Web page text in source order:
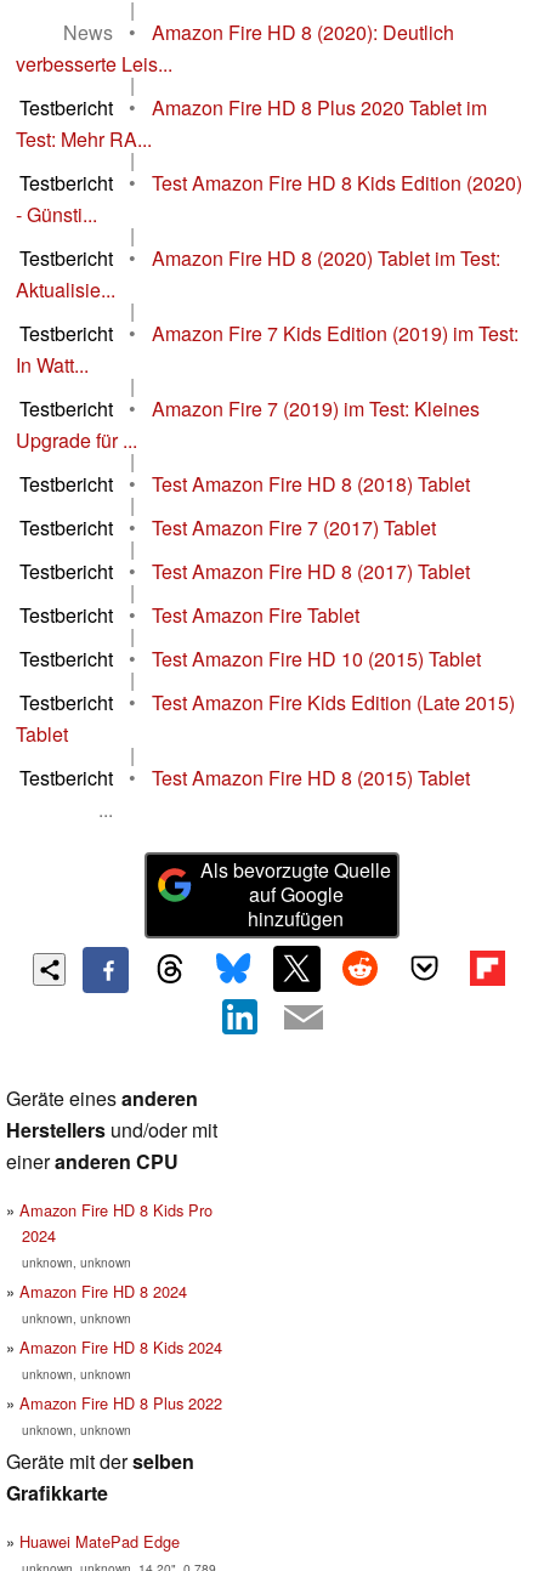
|
News
•
Amazon Fire HD 8 (2020): Deutlich
verbesserte Leis...
|
Testbericht
•
Amazon Fire HD 8 Plus 2020 Tablet im
Test: Mehr RA...
|
Testbericht
•
Test Amazon Fire HD 8 Kids Edition (2020)
- Günsti...
|
Testbericht
•
Amazon Fire HD 8 (2020) Tablet im Test:
Aktualisie...
|
Testbericht
•
Amazon Fire 7 Kids Edition (2019) im Test:
In Watt...
|
Testbericht
•
Amazon Fire 7 (2019) im Test: Kleines
Upgrade für ...
|
Testbericht
• Test Amazon Fire HD 8 (2018) Tablet
|
Testbericht
• Test Amazon Fire 7 (2017) Tablet
|
Testbericht
• Test Amazon Fire HD 8 (2017) Tablet
|
Testbericht
• Test Amazon Fire Tablet
|
Testbericht
• Test Amazon Fire HD 10 (2015) Tablet
|
Testbericht
•
Test Amazon Fire Kids Edition (Late 2015)
Tablet
|
Testbericht
•
Test Amazon Fire HD 8 (2015) Tablet
...
Als bevorzugte Quelle
auf Google
hinzufügen
Geräte einesanderen
Herstellers und/oder mit
eineranderen CPU
Amazon Fire HD 8 Kids Pro
2024
unknown, unknown
Amazon Fire HD 8 2024
unknown, unknown
Amazon Fire HD 8 Kids 2024
unknown, unknown
Amazon Fire HD 8 Plus 2022
unknown, unknown
Geräte mit derselben
Grafikkarte
Huawei MatePad Edge